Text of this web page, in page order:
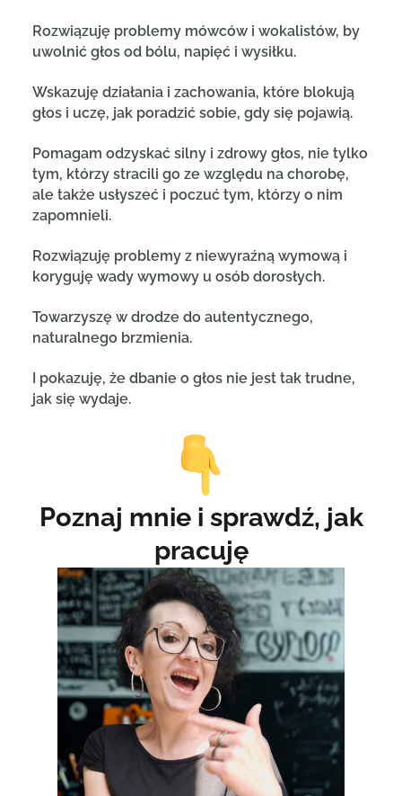
Rozwiązuję problemy mówców i wokalistów, by
uwolnić głos od bólu, napięć i wysiłku.
Wskazuję działania i zachowania, które blokują
głos i uczę, jak poradzić sobie, gdy się pojawią.
Pomagam odzyskać silny i zdrowy głos, nie tylko
tym, którzy stracili go ze względu na chorobę,
ale także usłyszeć i poczuć tym, którzy o nim
zapomnieli.
Rozwiązuję problemy z niewyraźną wymową i
koryguję wady wymowy u osób dorosłych.
Towarzyszę w drodze do autentycznego,
naturalnego brzmienia.
I pokazuję, że dbanie o głos nie jest tak trudne,
jak się wydaje.
Poznaj mnie i sprawdź, jak
pracuję